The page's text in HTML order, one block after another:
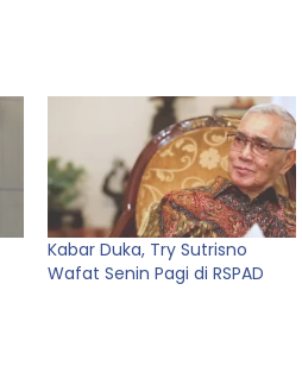
Kabar Duka, Try Sutrisno
Wafat Senin Pagi di RSPAD